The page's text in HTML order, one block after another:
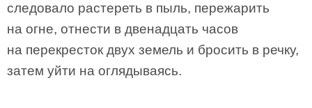
следовало растереть в пыль, пережарить
на огне, отнести в двенадцать часов
на перекресток двух земель и бросить в речку,
затем уйти на оглядываясь.